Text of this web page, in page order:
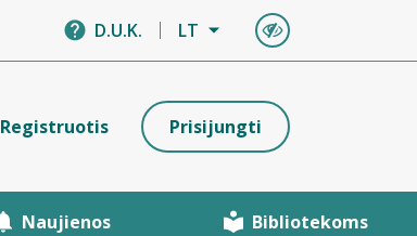
D.U.K. LT
Registruotis Prisijungti
Naujienos Bibliotekoms